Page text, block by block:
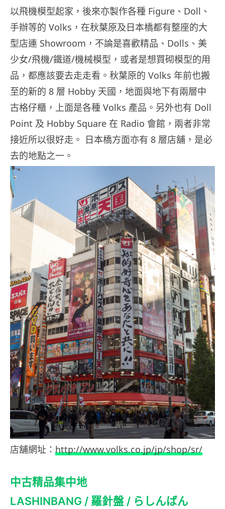
以飛機模型起家，後來亦製作各種 Figure、Doll、
手辦等的 Volks，在秋葉原及日本橋都有整座的大
型店連 Showroom，不論是喜歡精品、Dolls、美
少女/飛機/鐵道/機械模型，或者是想買砌模型的用
品，都應該要去走走看。秋葉原的 Volks 年前也搬
至的新的 8 層 Hobby 天國，地面與地下有兩層中
古格仔櫃，上面是各種 Volks 產品。另外也有 Doll
Point 及 Hobby Square 在 Radio 會館，兩者非常
接近所以很好走。 日本橋方面亦有 8 層店舖，是必
去的地點之一。
店舖網址： http://www.volks.co.jp/jp/shop/sr/
中古精品集中地
LASHINBANG / 羅針盤 / らしんばん